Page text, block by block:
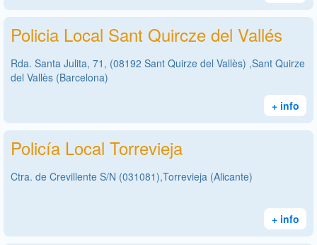
Policia Local Sant Quircze del Vallés
Rda. Santa Julita, 71, (08192 Sant Quirze del Vallès) ,Sant Quirze
del Vallès (Barcelona)
+ info
Policía Local Torrevieja
Ctra. de Crevillente S/N (031081),Torrevieja (Alicante)
+ info